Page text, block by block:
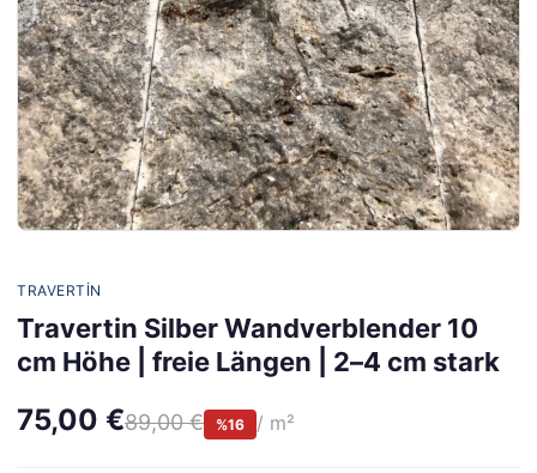
TRAVERTIN
Travertin Silber Wandverblender 10
cm Höhe | freie Längen | 2–4 cm stark
75,00 €89,00 € %16 / m²